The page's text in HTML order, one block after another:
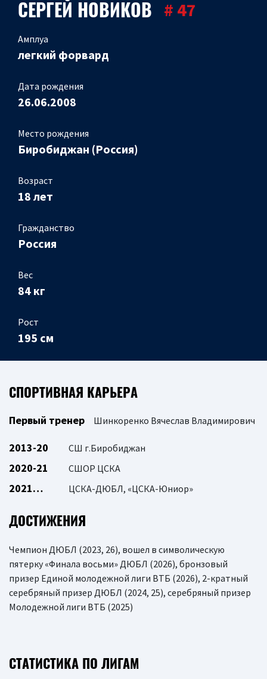
СЕРГЕЙ НОВИКОВ # 47
Амплуа
легкий форвард
Дата рождения
26.06.2008
Место рождения
Биробиджан (Россия)
Возраст
18 лет
Гражданство
Россия
Вес
84 кг
Рост
195 см
СПОРТИВНАЯ КАРЬЕРА
Первый тренер Шинкоренко Вячеслав Владимирович
2013-20 СШ г.Биробиджан
2020-21 СШОР ЦСКА
2021… ЦСКА-ДЮБЛ, «ЦСКА-Юниор»
ДОСТИЖЕНИЯ
Чемпион ДЮБЛ (2023, 26), вошел в символическую
пятерку «Финала восьми» ДЮБЛ (2026), бронзовый
призер Единой молодежной лиги ВТБ (2026), 2-кратный
серебряный призер ДЮБЛ (2024, 25), серебряный призер
Молодежной лиги ВТБ (2025)
СТАТИСТИКА ПО ЛИГАМ